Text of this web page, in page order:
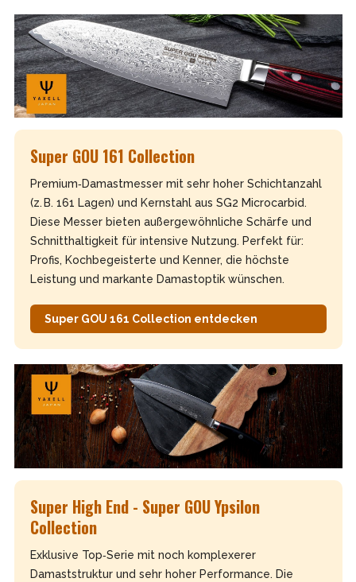
Super GOU 161 Collection
Premium‑Damastmesser mit sehr hoher Schichtanzahl
(z. B. 161 Lagen) und Kernstahl aus SG2 Microcarbid.
Diese Messer bieten außergewöhnliche Schärfe und
Schnitthaltigkeit für intensive Nutzung. Perfekt für:
Profis, Kochbegeisterte und Kenner, die höchste
Leistung und markante Damastoptik wünschen.
Super GOU 161 Collection entdecken
Super High End - Super GOU Ypsilon
Collection
Exklusive Top‑Serie mit noch komplexerer
Damaststruktur und sehr hoher Performance. Die